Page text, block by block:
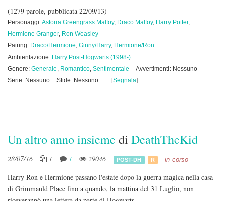
(1279 parole, pubblicata 22/09/13)
Personaggi:Astoria Greengrass Malfoy, Draco Malfoy, Harry Potter,
Hermione Granger, Ron Weasley
Pairing: Draco/Hermione, Ginny/Harry, Hermione/Ron
Ambientazione: Harry Post-Hogwarts (1998-)
Genere: Generale, Romantico, Sentimentale
Avvertimenti: Nessuno
Serie: Nessuno
Sfide: Nessuno [Segnala]
Un altro anno insieme di DeathTheKid
28/07/16 1 1 29046 POST-DH R in corso
Harry Ron e Hermione passano l'estate dopo la guerra magica nella casa
di Grimmauld Place fino a quando, la mattina del 31 Luglio, non